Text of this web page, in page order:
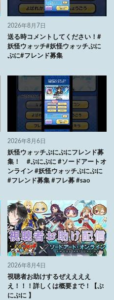
2026年8月7日
送る時コメントしてください！#
妖怪ウォッチ#妖怪ウォッチぷに
ぷに#フレンド募集
2026年8月6日
妖怪ウォッチぷにぷにフレンド募
集！ #ぷにぷに #ソードアートオ
ンライン #妖怪ウォッチぷにぷに
#フレンド募集 #フレ募 #sao
2026年8月4日
視聴者お助けするぜええええ
え！！！詳しくは概要まで！【ぷ
にぷに 】